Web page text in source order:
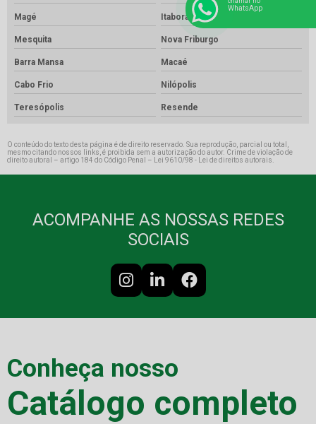
Magé Itaboraí
Mesquita Nova Friburgo
Barra Mansa Macaé
Cabo Frio Nilópolis
Teresópolis Resende
O conteúdo do texto desta página é de direito reservado. Sua reprodução, parcial ou total,
mesmo citando nossos links, é proibida sem a autorização do autor. Crime de violação de
direito autoral – artigo 184 do Código Penal –
Lei 9610/98 - Lei de direitos autorais
ACOMPANHE AS NOSSAS REDES
SOCIAIS
Conheça nosso
Catálogo completo
WhatsApp